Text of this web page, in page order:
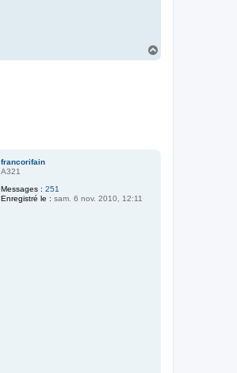
francorifain
A321
Messages : 251
Enregistré le : sam. 6 nov. 2010, 12:11